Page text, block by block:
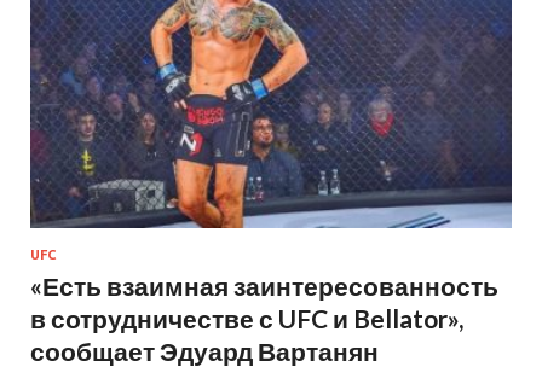
UFC
«Есть взаимная заинтересованность
в сотрудничестве с UFC и Bellator»,
сообщает Эдуард Вартанян